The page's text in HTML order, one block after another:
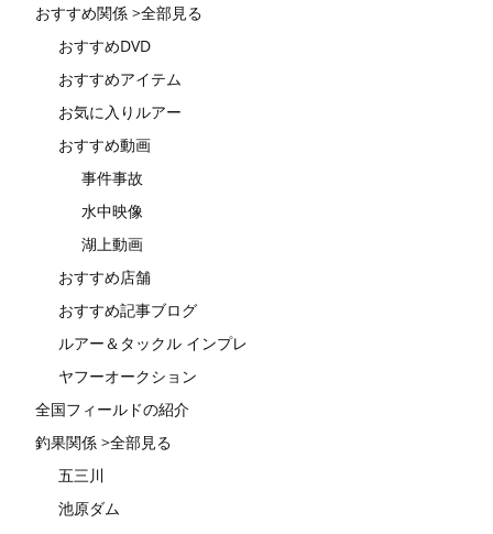
おすすめ関係 >全部見る
おすすめDVD
おすすめアイテム
お気に入りルアー
おすすめ動画
事件事故
水中映像
湖上動画
おすすめ店舗
おすすめ記事ブログ
ルアー＆タックル インプレ
ヤフーオークション
全国フィールドの紹介
釣果関係 >全部見る
五三川
池原ダム